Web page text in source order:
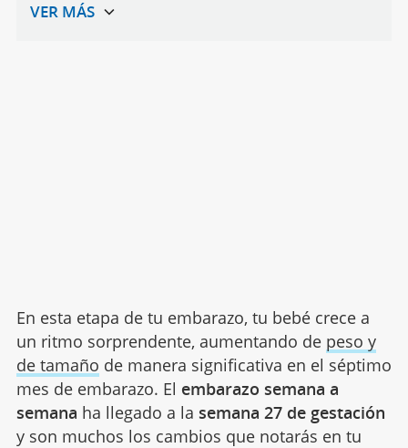
En esta etapa de tu embarazo, tu bebé crece a
un ritmo sorprendente, aumentando de peso y
de tamaño de manera significativa en el séptimo
mes de embarazo. El embarazo semana a
semana ha llegado a la semana 27 de gestación
y son muchos los cambios que notarás en tu